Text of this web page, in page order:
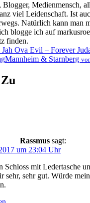
Blogger, Medienmensch,
viel Leidenschaft. Ist
Natürlich kann man
blogge ich auf
finden.
Jah Ova Evil – Forever
Mannheim & Starnberg
Rassmus sagt:
um 23:04 Uhr
Schloss mit Ledertasche
sehr, sehr gut. Würde